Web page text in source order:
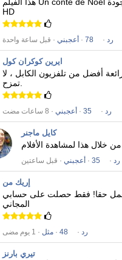
Un conte de Noël
HD
رد ·
78
· أعجبني · قبل ساعة واحدة
ايرين كوكران كول
أفضل من تلفزيون الكابل ، لا
تمزح.
رد ·
35
· أعجبني · 8 ساعات مضت
كايل ماجنر
رد ·
35
· أعجبني · قبل ساعتين
إريك من
حقا! فقط حصلت على حسابي
المجاني
رد ·
48
· مثل · 1 يوم مضى
تيري بارنز